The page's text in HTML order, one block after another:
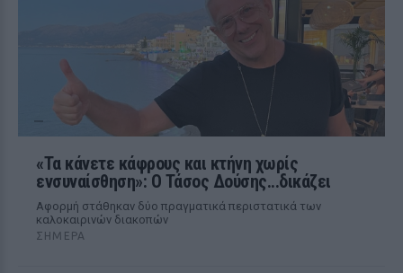
«Τα κάνετε κάφρους και κτήνη χωρίς
ενσυναίσθηση»: Ο Τάσος Δούσης...δικάζει
Αφορμή στάθηκαν δύο πραγματικά περιστατικά των
καλοκαιρινών διακοπών
ΣΉΜΕΡΑ